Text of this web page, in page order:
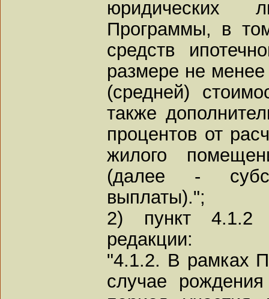
юридических
Программы, в
средств
размере не менее
(средней)
также
процентов от
жилого
(далее -
выплаты).";
2) пункт 4.1.2
редакции:
"4.1.2. В рамках
случае